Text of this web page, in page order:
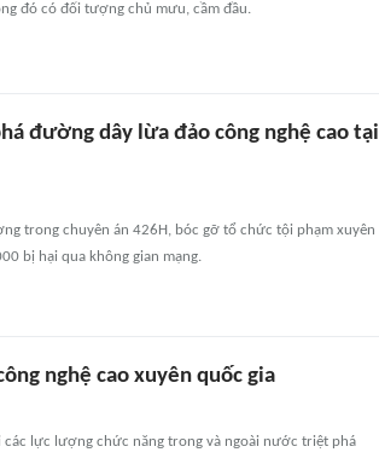
đó có đối tượng chủ mưu, cầm đầu.
đường dây lừa đảo công nghệ cao tại
trong chuyên án 426H, bóc gỡ tổ chức tội phạm xuyên
bị hại qua không gian mạng.
nghệ cao xuyên quốc gia
lực lượng chức năng trong và ngoài nước triệt phá